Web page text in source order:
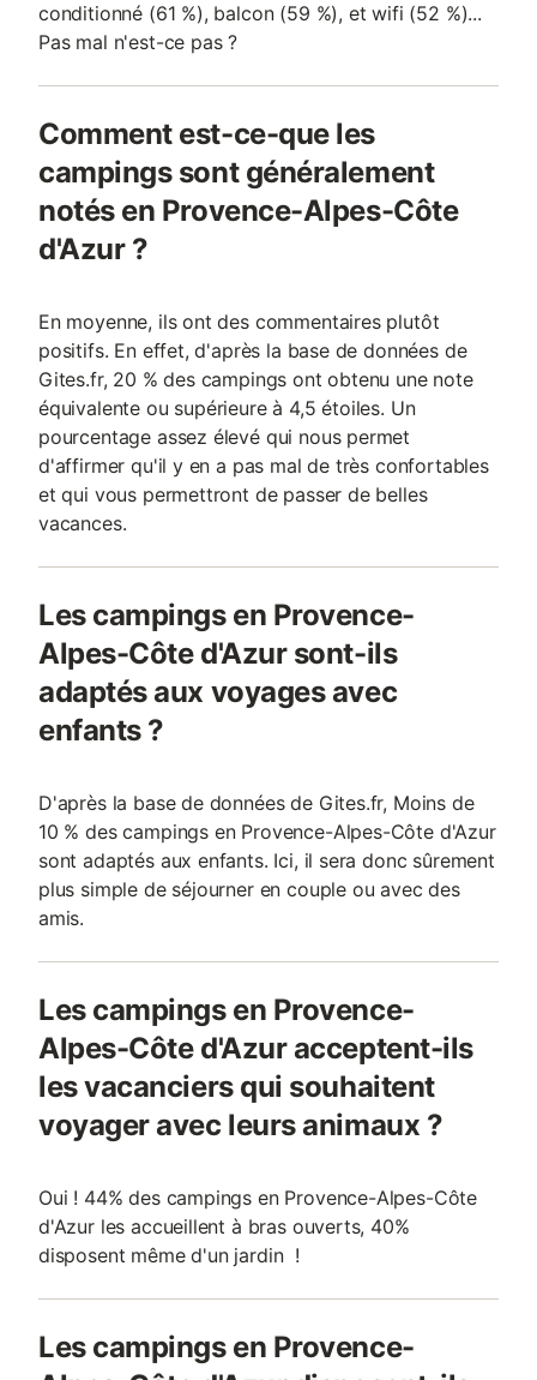
conditionné (61 %), balcon (59 %), et wifi (52 %)...
Pas mal n'est-ce pas ?
Comment est-ce-que les
campings sont généralement
notés en Provence-Alpes-Côte
d'Azur ?
En moyenne, ils ont des commentaires plutôt
positifs. En effet, d'après la base de données de
Gites.fr, 20 % des campings ont obtenu une note
équivalente ou supérieure à 4,5 étoiles. Un
pourcentage assez élevé qui nous permet
d'affirmer qu'il y en a pas mal de très confortables
et qui vous permettront de passer de belles
vacances.
Les campings en Provence-
Alpes-Côte d'Azur sont-ils
adaptés aux voyages avec
enfants ?
D'après la base de données de Gites.fr, Moins de
10 % des campings en Provence-Alpes-Côte d'Azur
sont adaptés aux enfants. Ici, il sera donc sûrement
plus simple de séjourner en couple ou avec des
amis.
Les campings en Provence-
Alpes-Côte d'Azur acceptent-ils
les vacanciers qui souhaitent
voyager avec leurs animaux ?
Oui ! 44% des campings en Provence-Alpes-Côte
d'Azur les accueillent à bras ouverts, 40%
disposent même d'un jardin !
Les campings en Provence-